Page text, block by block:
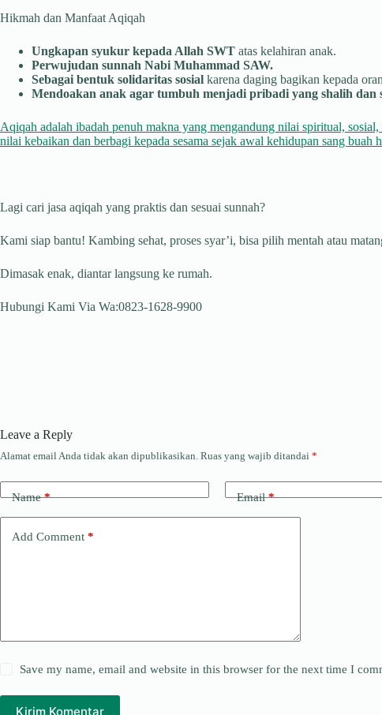
Hikmah dan Manfaat Aqiqah
Ungkapan syukur kepada Allah SWT atas kelahiran anak.
Perwujudan sunnah Nabi Muhammad SAW.
Sebagai bentuk solidaritas sosial karena daging bagikan kepada
Mendoakan anak agar tumbuh menjadi pribadi yang shalih dan
Aqiqah adalah ibadah penuh makna yang mengandung nilai spiritual, sosial,
nilai kebaikan dan berbagi kepada sesama sejak awal kehidupan sang buah
Lagi cari jasa aqiqah yang praktis dan sesuai sunnah?
Kami siap bantu! Kambing sehat, proses syar’i, bisa pilih mentah atau
Dimasak enak, diantar langsung ke rumah.
Hubungi Kami Via Wa:0823-1628-9900
Leave a Reply
Alamat email Anda tidak akan dipublikasikan. Ruas yang wajib ditandai *
Name* Email*
Add Comment *
Save my name, email and website in this browser for the next time I
Kirim Komentar